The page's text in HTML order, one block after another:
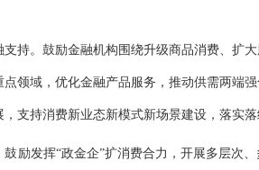
持。鼓励金融机构围绕升级商品消费、扩
领域，优化金融产品服务，推动供需两端
支持消费新业态新模式新场景建设，落实落
励发挥“政金企”扩消费合力，开展多层次